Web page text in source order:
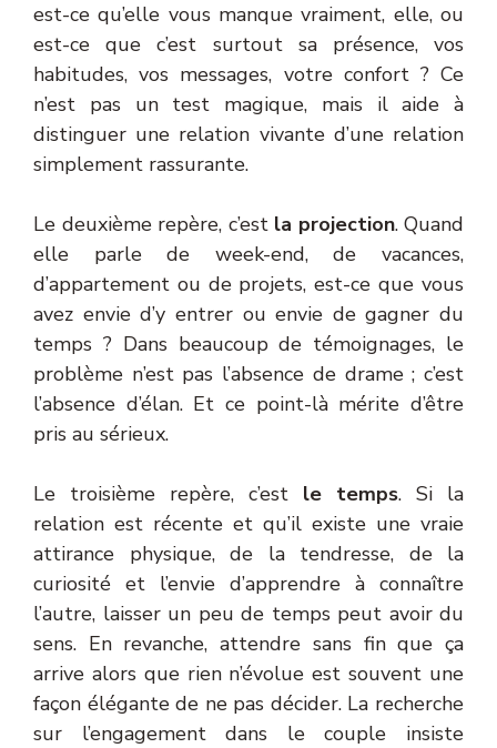
est-ce qu’elle vous manque vraiment, elle, ou
est-ce que c’est surtout sa présence, vos
habitudes, vos messages, votre confort ? Ce
n’est pas un test magique, mais il aide à
distinguer une relation vivante d’une relation
simplement rassurante.
Le deuxième repère, c’est la projection. Quand
elle parle de week-end, de vacances,
d’appartement ou de projets, est-ce que vous
avez envie d’y entrer ou envie de gagner du
temps ? Dans beaucoup de témoignages, le
problème n’est pas l’absence de drame ; c’est
l’absence d’élan. Et ce point-là mérite d’être
pris au sérieux.
Le troisième repère, c’est le temps. Si la
relation est récente et qu’il existe une vraie
attirance physique, de la tendresse, de la
curiosité et l’envie d’apprendre à connaître
l’autre, laisser un peu de temps peut avoir du
sens. En revanche, attendre sans fin que ça
arrive alors que rien n’évolue est souvent une
façon élégante de ne pas décider. La recherche
sur l’engagement dans le couple insiste